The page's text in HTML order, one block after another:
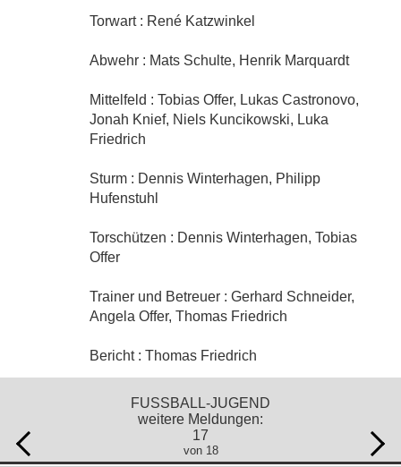
Torwart : René Katzwinkel
Abwehr : Mats Schulte, Henrik Marquardt
Mittelfeld : Tobias Offer, Lukas Castronovo,
Jonah Knief, Niels Kuncikowski, Luka
Friedrich
Sturm : Dennis Winterhagen, Philipp
Hufenstuhl
Torschützen : Dennis Winterhagen, Tobias
Offer
Trainer und Betreuer : Gerhard Schneider,
Angela Offer, Thomas Friedrich
Bericht : Thomas Friedrich
FUSSBALL-JUGEND
weitere Meldungen:
17
von 18